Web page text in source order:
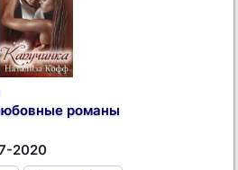
романы
2020